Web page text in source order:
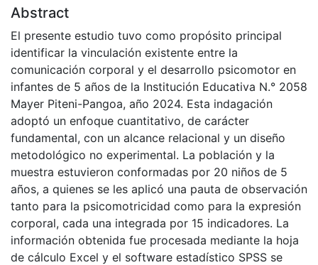
Abstract
El presente estudio tuvo como propósito principal
identificar la vinculación existente entre la
comunicación corporal y el desarrollo psicomotor en
infantes de 5 años de la Institución Educativa N.° 2058
Mayer Piteni-Pangoa, año 2024. Esta indagación
adoptó un enfoque cuantitativo, de carácter
fundamental, con un alcance relacional y un diseño
metodológico no experimental. La población y la
muestra estuvieron conformadas por 20 niños de 5
años, a quienes se les aplicó una pauta de observación
tanto para la psicomotricidad como para la expresión
corporal, cada una integrada por 15 indicadores. La
información obtenida fue procesada mediante la hoja
de cálculo Excel y el software estadístico SPSS se